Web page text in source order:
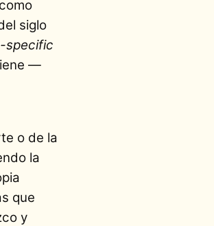
siglo
specific
—
o de la
la
que
y